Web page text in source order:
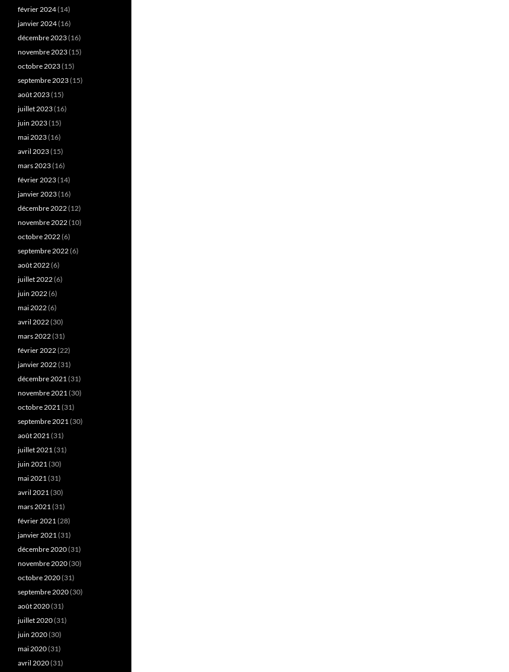
février 2024(14)
janvier 2024(16)
décembre 2023(16)
novembre 2023(15)
octobre 2023(15)
septembre 2023(15)
août 2023(15)
juillet 2023(16)
juin 2023(15)
mai 2023(16)
avril 2023(15)
mars 2023(16)
février 2023(14)
janvier 2023(16)
décembre 2022(12)
novembre 2022(10)
octobre 2022(6)
septembre 2022(6)
août 2022(6)
juillet 2022(6)
juin 2022(6)
mai 2022(6)
avril 2022(30)
mars 2022(31)
février 2022(22)
janvier 2022(31)
décembre 2021(31)
novembre 2021(30)
octobre 2021(31)
septembre 2021(30)
août 2021(31)
juillet 2021(31)
juin 2021(30)
mai 2021(31)
avril 2021(30)
mars 2021(31)
février 2021(28)
janvier 2021(31)
décembre 2020(31)
novembre 2020(30)
octobre 2020(31)
septembre 2020(30)
août 2020(31)
juillet 2020(31)
juin 2020(30)
mai 2020(31)
avril 2020(31)